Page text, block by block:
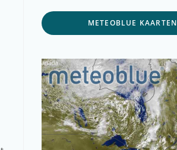
METEOBLUE KAARTEN